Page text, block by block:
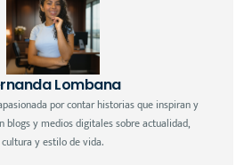
Lombana
por contar historias que inspiran y
blogs y medios digitales sobre actualidad,
cultura y estilo de vida.